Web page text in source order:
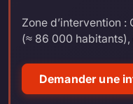
Zone d’intervention
(≈ 86 000
Demander une